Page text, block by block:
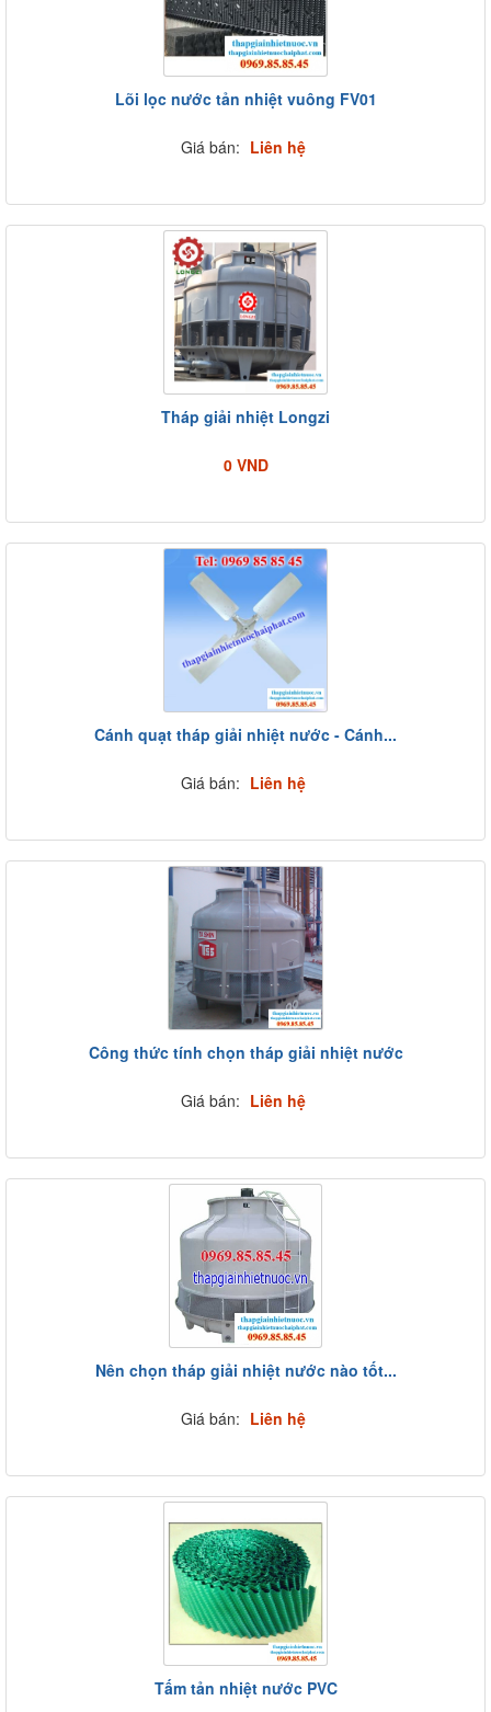
Lõi lọc nước tản nhiệt vuông FV01
Giá bán: Liên hệ
Tháp giải nhiệt Longzi
0 VND
Cánh quạt tháp giải nhiệt nước - Cánh...
Giá bán: Liên hệ
Công thức tính chọn tháp giải nhiệt nước
Giá bán: Liên hệ
Nên chọn tháp giải nhiệt nước nào tốt...
Giá bán: Liên hệ
Tấm tản nhiệt nước PVC